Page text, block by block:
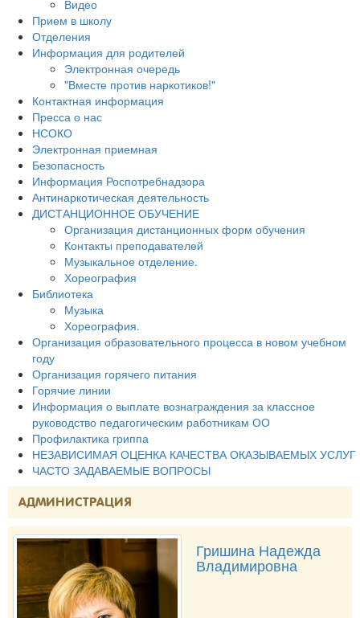
Видео
Прием в школу
Отделения
Информация для родителей
Электронная очередь
"Вместе против наркотиков!"
Контактная информация
Пресса о нас
НСОКО
Электронная приемная
Безопасность
Информация Роспотребнадзора
Антинаркотическая деятельность
ДИСТАНЦИОННОЕ ОБУЧЕНИЕ
Организация дистанционных форм обучения
Контакты преподавателей
Музыкальное отделение.
Хореография
Библиотека
Музыка
Хореография.
Организация образовательного процесса в новом учебном
году
Организация горячего питания
Горячие линии
Информация о выплате вознаграждения за классное
руководство педагогическим работникам ОО
Профилактика гриппа
НЕЗАВИСИМАЯ ОЦЕНКА КАЧЕСТВА ОКАЗЫВАЕМЫХ УСЛУГ
ЧАСТО ЗАДАВАЕМЫЕ ВОПРОСЫ
АДМИНИСТРАЦИЯ
Гришина Надежда
Владимировна